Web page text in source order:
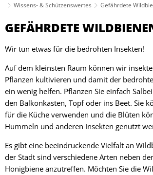
Wissens- & Schützenswertes
Gefährdete
Gefährdete
Wildbienen
GEFÄHRDETE
Wir tun etwas für die bedrohten Insekten!
Auf dem kleinsten Raum können wir
Pflanzen kultivieren und damit der
ein wenig helfen. Pflanzen Sie einfach
den Balkonkasten, Topf oder ins Beet. Sie
für die Küche verwenden und die Blüten
Hummeln und anderen Insekten genutzt
Es gibt eine beeindruckende Vielfalt an
der Stadt sind verschiedene Arten neben
Honigbiene anzutreffen. Möchten Sie die